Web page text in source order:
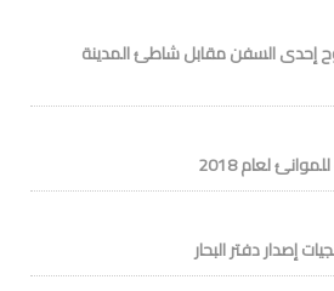
إحدى السفن مقابل شاطئ المدينة
لعام 2018
إصدار دفتر البحار